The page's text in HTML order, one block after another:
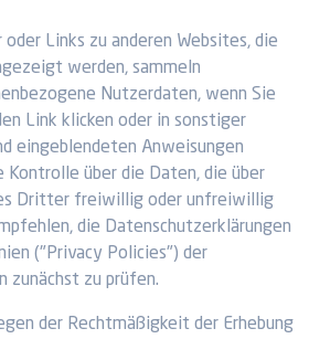
Links zu anderen Websites, die
werden, sammeln
Nutzerdaten, wenn Sie
Link klicken oder in sonstiger
eingeblendeten Anweisungen
Kontrolle über die Daten, die über
Dritter freiwillig oder unfreiwillig
die Datenschutzerklärungen
("Privacy Policies") der
zunächst zu prüfen.
der Rechtmäßigkeit der Erhebung